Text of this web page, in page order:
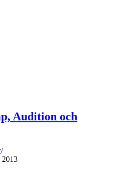
Audition och
2013